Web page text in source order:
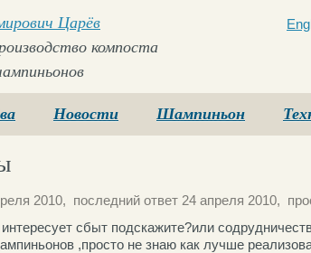
Царёв
компоста
Новости Шампиньон
2010, последний ответ 24 апреля 2010,
сбыт подскажите?или
,просто не знаю как лучше